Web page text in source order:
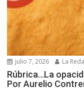
julio 7, 2026 La
Rúbrica…La
Por Aurelio